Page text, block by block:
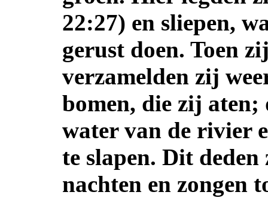
22:27) en sliepen,
gerust doen. Toen
verzamelden zij
bomen, die zij aten;
water van de rivier
te slapen. Dit deden
nachten en zongen